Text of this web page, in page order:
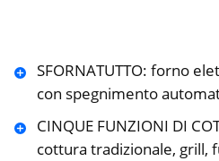
SFORNATUTTO: forno
con spegnimento
CINQUE FUNZIONI DI
cottura tradizionale, grill,